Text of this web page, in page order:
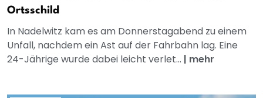
Ortsschild
In Nadelwitz kam es am Donnerstagabend zu einem
Unfall, nachdem ein Ast auf der Fahrbahn lag. Eine
24-Jährige wurde dabei leicht verlet... | mehr